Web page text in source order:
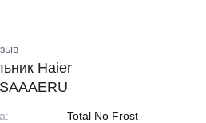
Haier
Total No Frost